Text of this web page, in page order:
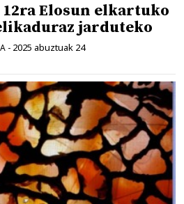
Elosun elkartuko
jarduteko
- 2025 abuztuak 24